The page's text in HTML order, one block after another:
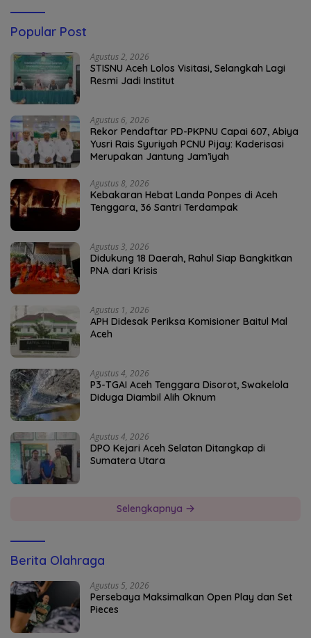
Popular Post
Agustus 2, 2026
STISNU Aceh Lolos Visitasi, Selangkah Lagi
Resmi Jadi Institut
Agustus 6, 2026
Rekor Pendaftar PD-PKPNU Capai 607, Abiya
Yusri Rais Syuriyah PCNU Pijay: Kaderisasi
Merupakan Jantung Jam’iyah
Agustus 8, 2026
Kebakaran Hebat Landa Ponpes di Aceh
Tenggara, 36 Santri Terdampak
Agustus 3, 2026
Didukung 18 Daerah, Rahul Siap Bangkitkan
PNA dari Krisis
Agustus 1, 2026
APH Didesak Periksa Komisioner Baitul Mal
Aceh
Agustus 4, 2026
P3-TGAI Aceh Tenggara Disorot, Swakelola
Diduga Diambil Alih Oknum
Agustus 4, 2026
DPO Kejari Aceh Selatan Ditangkap di
Sumatera Utara
Selengkapnya
Berita Olahraga
Agustus 5, 2026
Persebaya Maksimalkan Open Play dan Set
Pieces